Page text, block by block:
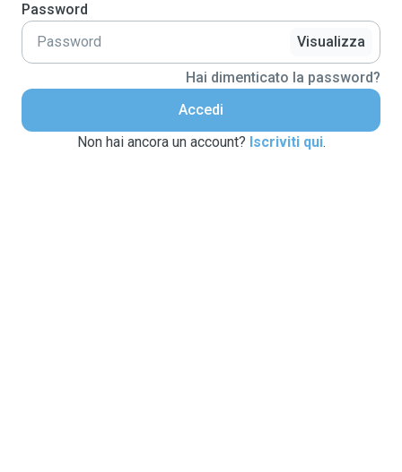
Password
Visualizza
Hai dimenticato la password?
Accedi
Non hai ancora un account? Iscriviti qui.